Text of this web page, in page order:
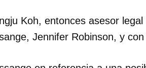
Koh, entonces asesor
Jennifer Robinson, y